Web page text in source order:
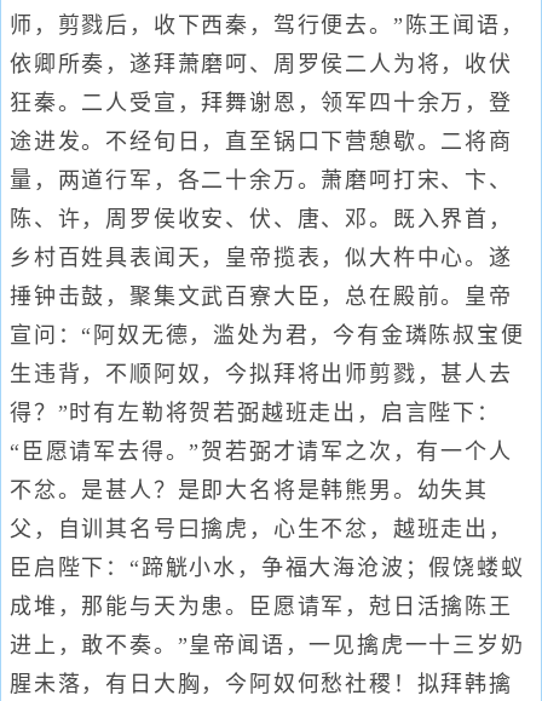
师，剪戮后，收下西秦，驾行便去。”陈王闻语，
依卿所奏，遂拜萧磨呵、周罗侯二人为将，收伏
狂秦。二人受宣，拜舞谢恩，领军四十余万，登
途进发。不经旬日，直至锅口下营憩歇。二将商
量，两道行军，各二十余万。萧磨呵打宋、卞、
陈、许，周罗侯收安、伏、唐、邓。既入界首，
乡村百姓具表闻天，皇帝揽表，似大杵中心。遂
捶钟击鼓，聚集文武百寮大臣，总在殿前。皇帝
宣问：“阿奴无德，滥处为君，今有金璘陈叔宝便
生违背，不顺阿奴，今拟拜将出师剪戮，甚人去
得？”时有左勒将贺若弼越班走出，启言陛下：
“臣愿请军去得。”贺若弼才请军之次，有一个人
不忿。是甚人？是即大名将是韩熊男。幼失其
父，自训其名号曰擒虎，心生不忿，越班走出，
臣启陛下：“蹄觥小水，争福大海沧波；假饶蝼蚁
成堆，那能与天为患。臣愿请军，尅日活擒陈王
进上，敢不奏。”皇帝闻语，一见擒虎一十三岁奶
腥未落，有日大胸，今阿奴何愁社稷！拟拜韩擒